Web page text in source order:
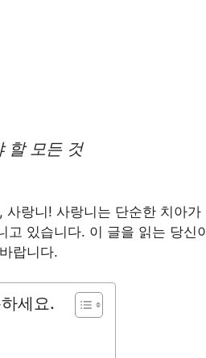
할 모든 것
랑니! 사랑니는 단순한 치아
고 있습니다. 이 글을 읽는 당신
랍니다.
세요.